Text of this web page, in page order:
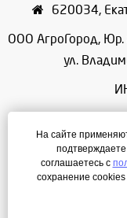
620034,
ООО АгроГород, Юр.
ул.
Режим
На сайте
подтверждаете
соглашаетесь с
сохранение